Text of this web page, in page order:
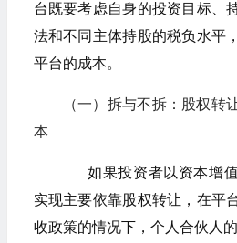
台既要考虑自身的投资目标、
法和不同主体持股的税负水平
平台的成本。
（一）拆与不拆：股权转
本
如果投资者以资本增值
实现主要依靠股权转让，在平
收政策的情况下，个人合伙人